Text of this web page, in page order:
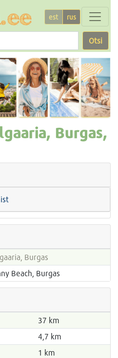
est rus
Otsi
Burgas,
Burgas
Beach, Burgas
37 km
4,7 km
1 km